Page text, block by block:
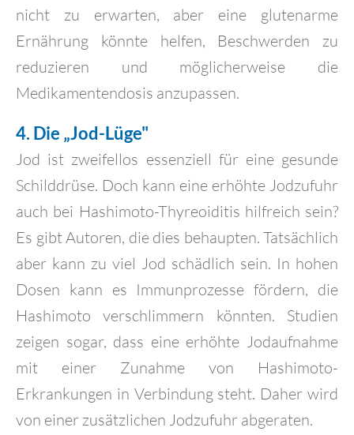
nicht zu erwarten, aber eine glutenarme
Ernährung könnte helfen, Beschwerden zu
reduzieren und möglicherweise die
Medikamentendosis anzupassen.
4. Die „Jod-Lüge"
Jod ist zweifellos essenziell für eine gesunde
Schilddrüse. Doch kann eine erhöhte Jodzufuhr
auch bei Hashimoto-Thyreoiditis hilfreich sein?
Es gibt Autoren, die dies behaupten. Tatsächlich
aber kann zu viel Jod schädlich sein. In hohen
Dosen kann es Immunprozesse fördern, die
Hashimoto verschlimmern könnten. Studien
zeigen sogar, dass eine erhöhte Jodaufnahme
mit einer Zunahme von Hashimoto-
Erkrankungen in Verbindung steht. Daher wird
von einer zusätzlichen Jodzufuhr abgeraten.